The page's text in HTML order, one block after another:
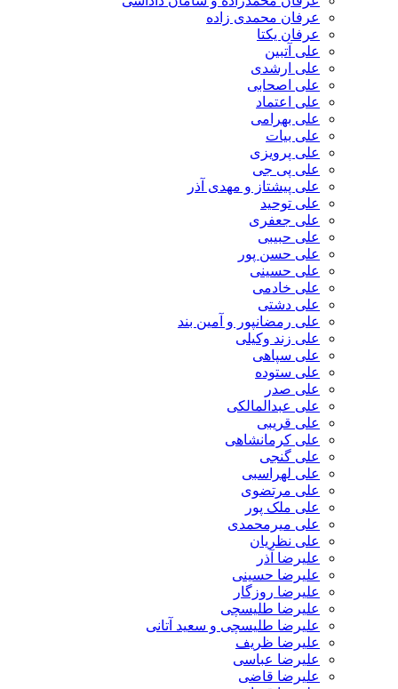
عرفان محمدی زاده
عرفان یکتا
علی آتبین
علی ارشدی
علی اصحابی
علی اعتماد
علی بهرامی
علی بیات
علی پرویزی
علی پی جی
علی پیشتاز و مهدی آذر
علی توحید
علی جعفری
علی حبیبی
علی حسن پور
علی حسینی
علی خادمی
علی دشتی
علی رمضانپور و آمین بند
علی زند وکیلی
علی سپاهی
علی ستوده
علی صدر
علی عبدالمالکی
علی قریبی
علی کرمانشاهی
علی گنجی
علی لهراسبی
علی مرتضوی
علی ملک پور
علی میرمحمدی
علی نظریان
علیرضا آذر
علیرضا حسینی
علیرضا روزگار
علیرضا طلیسچی
علیرضا طلیسچی و سعید آتانی
علیرضا ظریف
علیرضا عباسی
علیرضا قاضی